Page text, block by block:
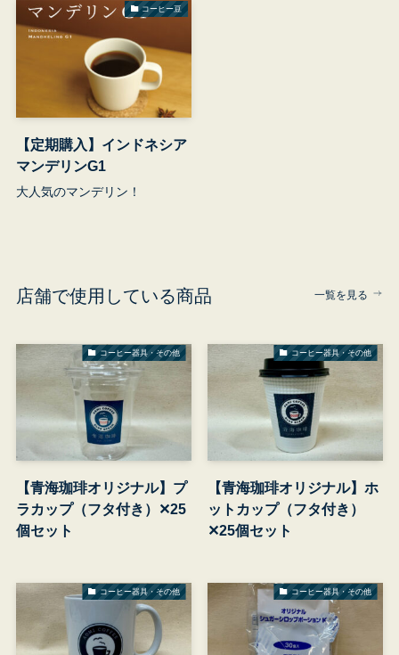
コーヒー豆
【定期購入】インドネシア
マンデリンG1
大人気のマンデリン！
店舗で使用している商品 一覧を見る
コーヒー器具・その他
【青海珈琲オリジナル】プ
ラカップ（フタ付き）✕25
個セット
コーヒー器具・その他
【青海珈琲オリジナル】ホ
ットカップ（フタ付き）
✕25個セット
コーヒー器具・その他 コーヒー器具・その他